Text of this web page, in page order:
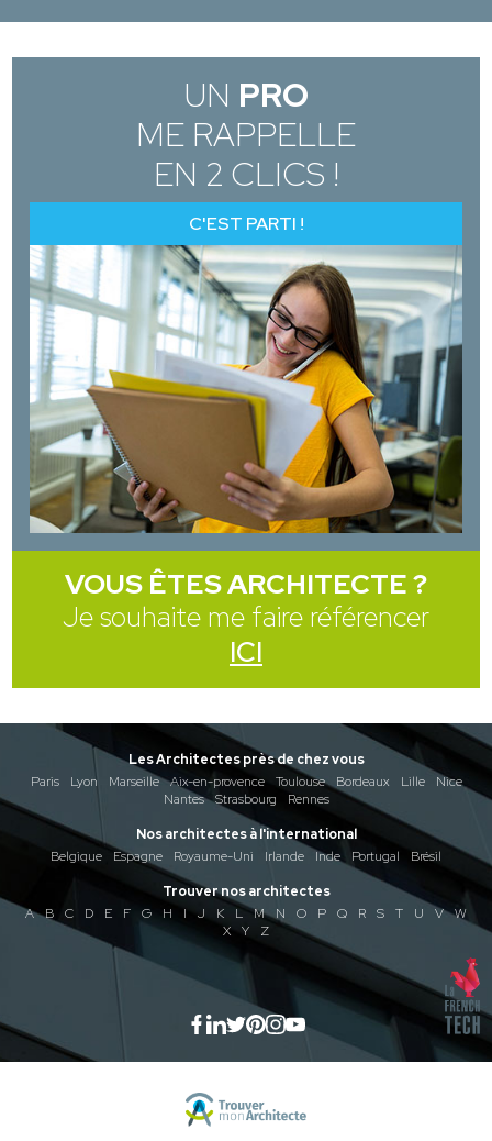
UN PRO
ME RAPPELLE
EN 2 CLICS !
C'EST PARTI !
VOUS ÊTES ARCHITECTE ?
Je souhaite me faire référencer
ICI
Les Architectes près de chez vous
Paris
Lyon Marseille Aix-en-provence Toulouse Bordeaux Lille
Nice
Nantes
Strasbourg
Rennes
Nos architectes à l'international
Belgique
Espagne Royaume-Uni Irlande Inde Portugal
Brésil
Trouver nos architectes
A
B C D E F G H I J K L M N O P Q R S T U V
W
X
Y Z